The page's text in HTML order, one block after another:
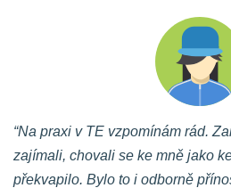
“Na praxi v TE vzpomínám rád.
zajímali, chovali se ke mně jako
překvapilo. Bylo to i odborně